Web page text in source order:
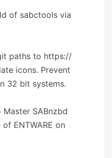
of sabctools via
paths to https://
icons. Prevent
32 bit systems.
SABnzbd
ENTWARE on